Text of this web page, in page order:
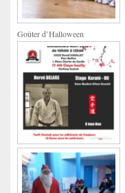
Goûter d’Halloween